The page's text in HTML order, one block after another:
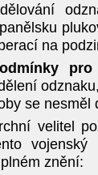
na
pro
se nesměl
velitel
vojenský
znění: